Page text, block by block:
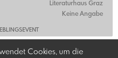
Literaturhaus Graz
Keine Angabe
Cookies, um die